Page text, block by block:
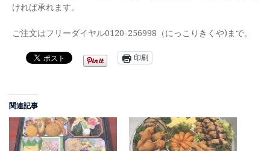
ければ承れます。
ご注文はフリーダイヤル0120-256998（にっこりきくや)まで。
印刷
関連記事